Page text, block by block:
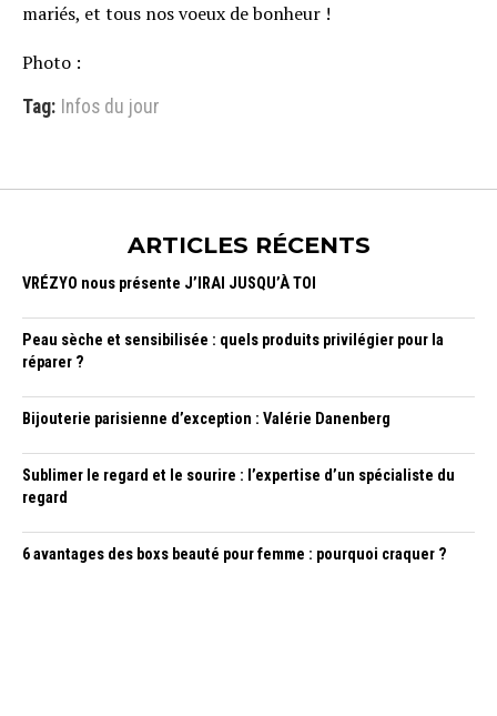
mariés, et tous nos voeux de bonheur !
Photo :
Tag: Infos du jour
ARTICLES RÉCENTS
VRÉZYO nous présente J’IRAI JUSQU’À TOI
Peau sèche et sensibilisée : quels produits privilégier pour la
réparer ?
Bijouterie parisienne d’exception : Valérie Danenberg
Sublimer le regard et le sourire : l’expertise d’un spécialiste du
regard
6 avantages des boxs beauté pour femme : pourquoi craquer ?